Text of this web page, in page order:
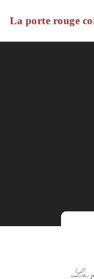
La porte rouge